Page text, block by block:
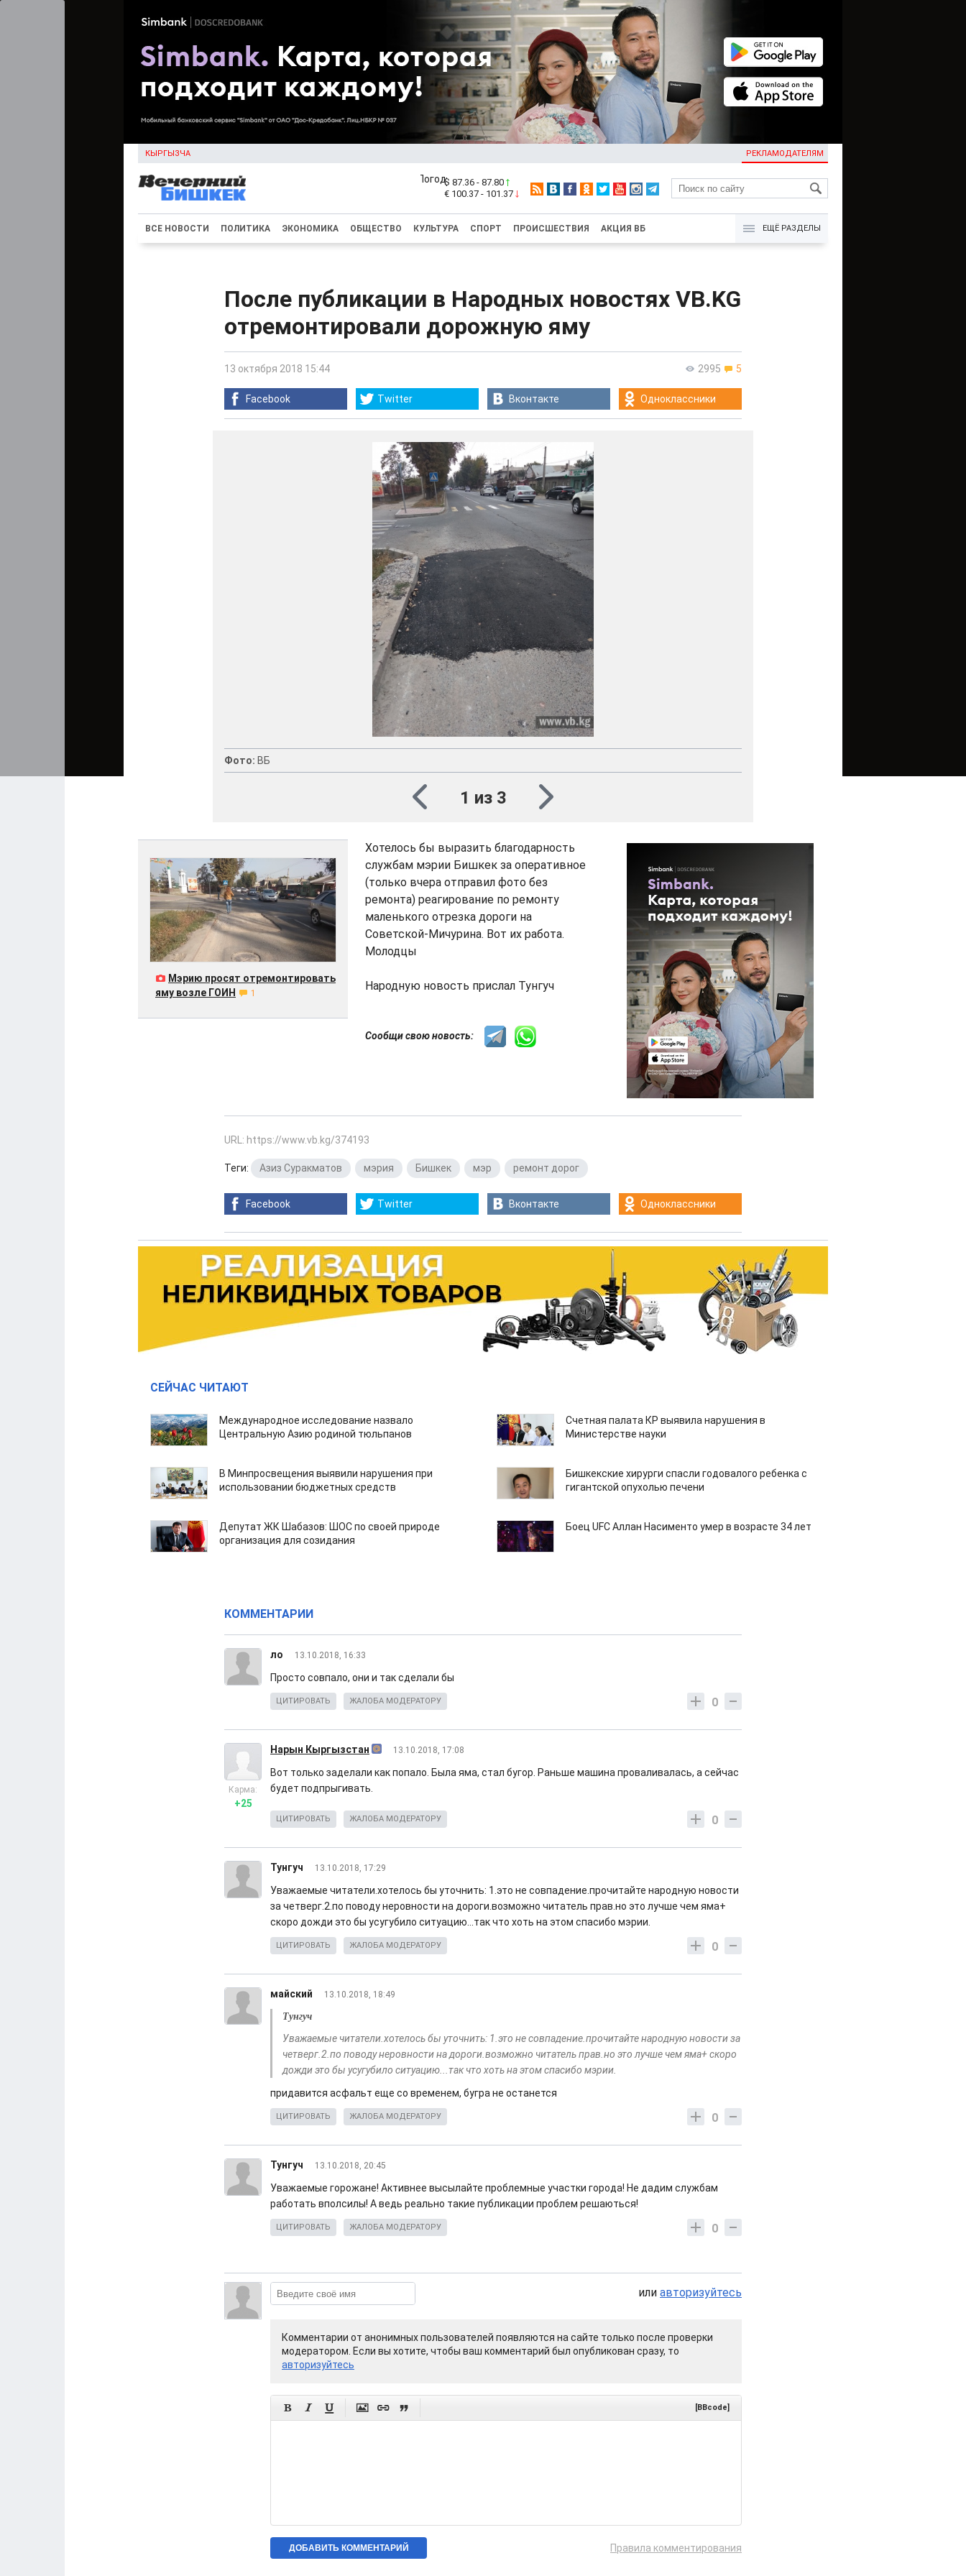
КЫРГЫЗЧА РЕКЛАМОДАТЕЛЯМ
KG
$ 87.36 - 87.80
€ 100.37 - 101.37
ВСЕ НОВОСТИ ПОЛИТИКА ЭКОНОМИКА ОБЩЕСТВО КУЛЬТУРА СПОРТ ПРОИСШЕСТВИЯ АКЦИЯ ВБ ЕЩЁ РАЗДЕЛЫ
После публикации в Народных новостях VB.KG
отремонтировали дорожную яму
2995 5
13 октября 2018 15:44
Facebook Twitter Вконтакте Одноклассники
Фото: ВБ
1 из 3
Мэрию просят отремонтировать
яму возле ГОИН
1
Хотелось бы выразить благодарность
службам мэрии Бишкек за оперативное
(только вчера отправил фото без
ремонта) реагирование по ремонту
маленького отрезка дороги на
Советской-Мичурина. Вот их работа.
Молодцы
Народную новость прислал Тунгуч
Сообщи свою новость:
URL: https://www.vb.kg/374193
Теги: Азиз Суракматов мэрия Бишкек мэр ремонт дорог
Facebook Twitter Вконтакте Одноклассники
СЕЙЧАС ЧИТАЮТ
Международное исследование назвало
Центральную Азию родиной тюльпанов
Счетная палата КР выявила нарушения в
Министерстве науки
В Минпросвещения выявили нарушения при
использовании бюджетных средств
Бишкекские хирурги спасли годовалого ребенка с
гигантской опухолью печени
Депутат ЖК Шабазов: ШОС по своей природе
организация для созидания
Боец UFC Аллан Насименто умер в возрасте 34 лет
КОММЕНТАРИИ
ло 13.10.2018, 16:33
Просто совпало, они и так сделали бы
0
ЦИТИРОВАТЬ ЖАЛОБА МОДЕРАТОРУ
Нарын Кыргызстан 13.10.2018, 17:08
Карма:
+25
Вот только заделали как попало. Была яма, стал бугор. Раньше машина проваливалась, а сейчас
будет подпрыгивать.
0
ЦИТИРОВАТЬ ЖАЛОБА МОДЕРАТОРУ
Тунгуч 13.10.2018, 17:29
Уважаемые читатели.хотелось бы уточнить: 1.это не совпадение.прочитайте народную новости
за четверг.2.по поводу неровности на дороги.возможно читатель прав.но это лучше чем яма+
скоро дожди это бы усугубило ситуацию...так что хоть на этом спасибо мэрии.
0
ЦИТИРОВАТЬ ЖАЛОБА МОДЕРАТОРУ
майский 13.10.2018, 18:49
Тунгуч
Уважаемые читатели.хотелось бы уточнить: 1.это не совпадение.прочитайте народную новости за
четверг.2.по поводу неровности на дороги.возможно читатель прав.но это лучше чем яма+ скоро
дожди это бы усугубило ситуацию...так что хоть на этом спасибо мэрии.
придавится асфальт еще со временем, бугра не останется
0
ЦИТИРОВАТЬ ЖАЛОБА МОДЕРАТОРУ
Тунгуч 13.10.2018, 20:45
Уважаемые горожане! Активнее высылайте проблемные участки города! Не дадим службам
работать вполсилы! А ведь реально такие публикации проблем решаються!
0
ЦИТИРОВАТЬ ЖАЛОБА МОДЕРАТОРУ
или авторизуйтесь
Комментарии от анонимных пользователей появляются на сайте только после проверки
модератором. Если вы хотите, чтобы ваш комментарий был опубликован сразу, то
авторизуйтесь
      [BBcode]
Правила комментирования